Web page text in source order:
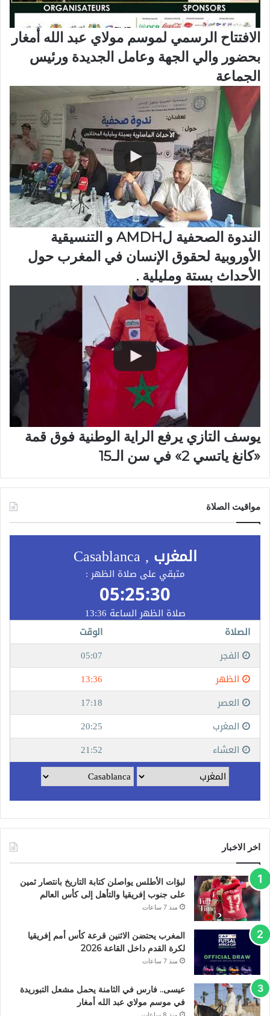
الافتتاح الرسمي لموسم مولاي عبد الله أمغار
بحضور والي الجهة وعامل الجديدة ورئيس
الجماعة
الندوة الصحفية لAMDH و التنسيقية
الأوروبية لحقوق الإنسان في المغرب حول
الأحداث بستة ومليلية .
يوسف التازي يرفع الراية الوطنية فوق قمة
«كانغ ياتسي 2» في سن الـ15
مواقيت الصلاة
اخر الاخبار
لبؤات الأطلس يواصلن كتابة التاريخ بانتصار ثمين
على جنوب إفريقيا والتأهل إلى كأس العالم
منذ 7 ساعات
المغرب يحتضن الاثنين قرعة كأس أمم إفريقيا
لكرة القدم داخل القاعة 2026
منذ 7 ساعات
عيسى.. فارس في الثامنة يحمل مشعل التبوريدة
في موسم مولاي عبد الله أمغار